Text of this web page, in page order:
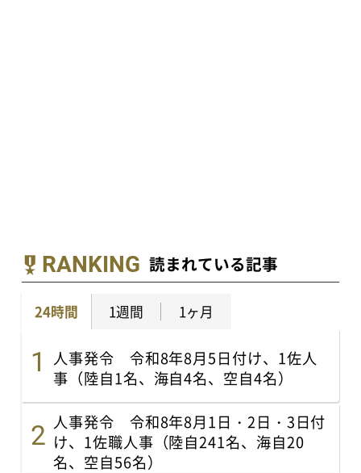
RANKING 読まれている記事
24時間 1週間 1ヶ月
人事発令 令和8年8月5日付け、1佐人
事（陸自1名、海自4名、空自4名）
人事発令 令和8年8月1日・2日・3日付
け、1佐職人事（陸自241名、海自20
名、空自56名）